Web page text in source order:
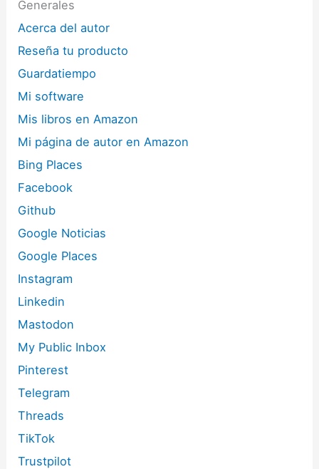
Generales
Acerca del autor
Reseña tu producto
Guardatiempo
Mi software
Mis libros en Amazon
Mi página de autor en Amazon
Bing Places
Facebook
Github
Google Noticias
Google Places
Instagram
Linkedin
Mastodon
My Public Inbox
Pinterest
Telegram
Threads
TikTok
Trustpilot